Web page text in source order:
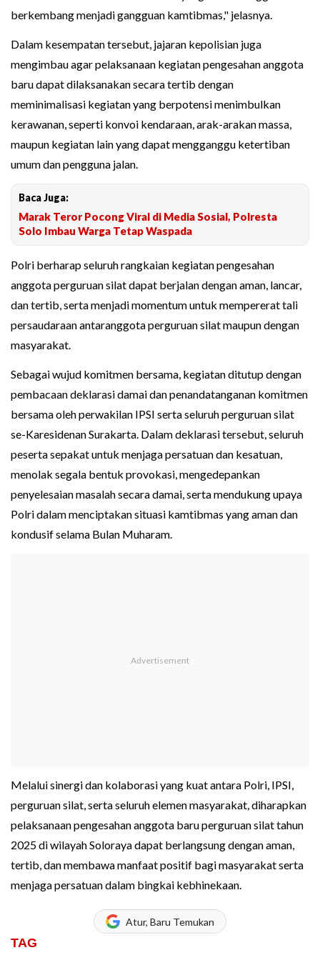
berkembang menjadi gangguan kamtibmas," jelasnya.
Dalam kesempatan tersebut, jajaran kepolisian juga
mengimbau agar pelaksanaan kegiatan pengesahan anggota
baru dapat dilaksanakan secara tertib dengan
meminimalisasi kegiatan yang berpotensi menimbulkan
kerawanan, seperti konvoi kendaraan, arak-arakan massa,
maupun kegiatan lain yang dapat mengganggu ketertiban
umum dan pengguna jalan.
Baca Juga:
Marak Teror Pocong Viral di Media Sosial, Polresta
Solo Imbau Warga Tetap Waspada
Polri berharap seluruh rangkaian kegiatan pengesahan
anggota perguruan silat dapat berjalan dengan aman, lancar,
dan tertib, serta menjadi momentum untuk mempererat tali
persaudaraan antaranggota perguruan silat maupun dengan
masyarakat.
Sebagai wujud komitmen bersama, kegiatan ditutup dengan
pembacaan deklarasi damai dan penandatanganan komitmen
bersama oleh perwakilan IPSI serta seluruh perguruan silat
se-Karesidenan Surakarta. Dalam deklarasi tersebut, seluruh
peserta sepakat untuk menjaga persatuan dan kesatuan,
menolak segala bentuk provokasi, mengedepankan
penyelesaian masalah secara damai, serta mendukung upaya
Polri dalam menciptakan situasi kamtibmas yang aman dan
kondusif selama Bulan Muharam.
Melalui sinergi dan kolaborasi yang kuat antara Polri, IPSI,
perguruan silat, serta seluruh elemen masyarakat, diharapkan
pelaksanaan pengesahan anggota baru perguruan silat tahun
2025 di wilayah Soloraya dapat berlangsung dengan aman,
tertib, dan membawa manfaat positif bagi masyarakat serta
menjaga persatuan dalam bingkai kebhinekaan.
Atur, Baru Temukan
TAG